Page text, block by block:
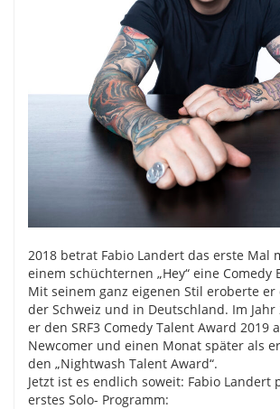
2018 betrat Fabio Landert das erste Mal
einem schüchternen „Hey“ eine Comedy
Mit seinem ganz eigenen Stil eroberte
der Schweiz und in Deutschland. Im
er den SRF3 Comedy Talent Award 2019
Newcomer und einen Monat später als
den „Nightwash Talent Award“.
Jetzt ist es endlich soweit: Fabio Landert
erstes Solo- Programm: